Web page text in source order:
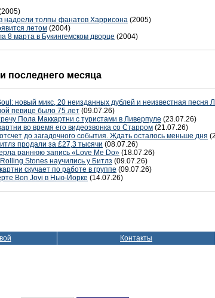
надоели толпы фанатов Харрисона (2005)
летом (2004)
8 марта в Букингемском дворце (2004)
последнего месяца
новый микс, 20 неизданных дублей и неизвестная песня
певице было 75 лет (09.07.26)
Пола Маккартни с туристами в Ливерпуле (23.07.26)
во время его видеозвонка со Старром (21.07.26)
до загадочного события. Ждать осталось меньше дня
продали за £27,3 тысячи (08.07.26)
раннюю запись «Love Me Do» (18.07.26)
Stones научились у Битлз (09.07.26)
скучает по работе в группе (09.07.26)
Bon Jovi в Нью-Йорке (14.07.26)
Контакты